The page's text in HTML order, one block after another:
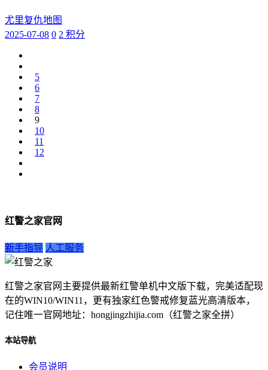
尤里复仇地图
2025-07-08 0 2 积分
5
6
7
8
9
10
11
12
红警之家官网
新手指导 人工服务
红警之家官网主要提供最新红警单机中文版下载，完美适配现
在的WIN10/WIN11，更有独家红色警戒修复蓝光高清版本，
记住唯一官网地址：hongjingzhijia.com（红警之家全拼）
本站导航
会员说明